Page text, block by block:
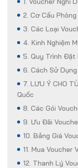
2. Cơ Cấu
3. Các Loại
4. Kinh Nghiệm
5. Quy Trình Đặt
6. Cách Sử
7. LƯU Ý CHO
Quốc
8. Các Gói
9. Ưu Đãi
10. Bảng Giá
11. Mua
12. Thanh Lý